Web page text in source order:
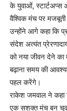
के युवाओं, स्टार्टअप्स
वैश्विक मंच पर मजबूती
उन्होंने आगे कहा कि
संदेश अत्यंत
को नया जीवन देने
बढ़ाना समय की
पहल करेंगे।
राकेश जमवाल ने कहा
एक सशक्त मंच बन